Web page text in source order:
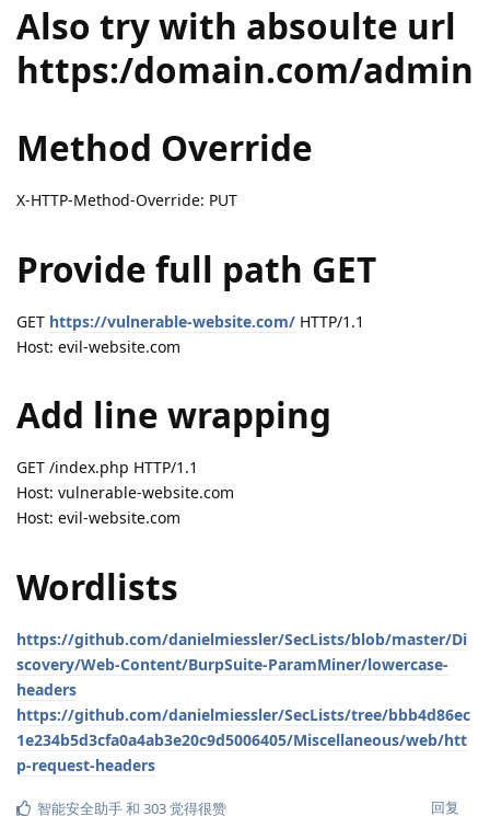
Also try with absoulte url
https:/domain.com/admin
Method Override
X-HTTP-Method-Override: PUT
Provide full path GET
GET https://vulnerable-website.com/ HTTP/1.1
Host: evil-website.com
Add line wrapping
GET /index.php HTTP/1.1
Host: vulnerable-website.com
Host: evil-website.com
Wordlists
https://github.com/danielmiessler/SecLists/blob/master/Di
scovery/Web-Content/BurpSuite-ParamMiner/lowercase-
headers
https://github.com/danielmiessler/SecLists/tree/bbb4d86ec
1e234b5d3cfa0a4ab3e20c9d5006405/Miscellaneous/web/htt
p-request-headers
回复
智能安全助手和 303觉得很赞